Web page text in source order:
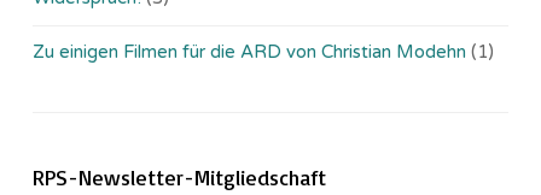
Zu einigen Filmen für die ARD von Christian Modehn (1)
RPS-Newsletter-Mitgliedschaft